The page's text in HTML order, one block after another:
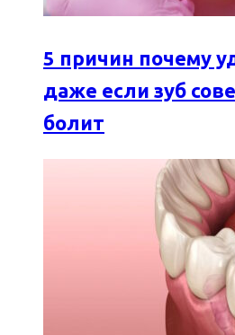
5 причин почему
даже если зуб
болит